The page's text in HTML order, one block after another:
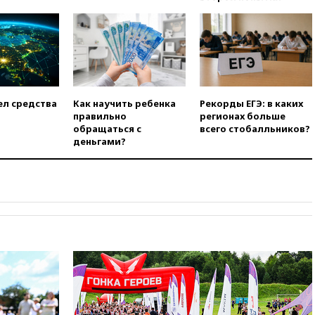
Швыдкой:
«Интервидение» точно
пройдет в 2026 году
20:45
ПВО за день сбила еще
75 украинских беспилотников
над Россией
Велосипедист погиб при
атаке FPV-дрона в
Белгородской области
заочно арестовали по делу о
20:20Суд США постановил
остановить строительство
20:15Сенат США одобрил
ужесточение санкций против
России и Ирана
20:00 СК возбудил дело
против журналистки Катерины
средства
Как научить ребенка
правильно
обращаться с
деньгами?
Рекорды ЕГЭ: в каких
регионах больше
всего стобалльников?